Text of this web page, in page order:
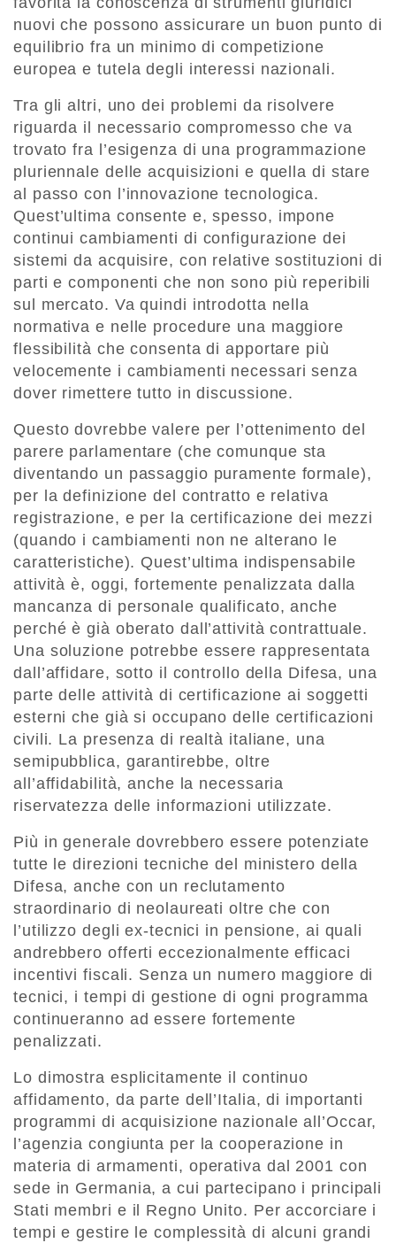
nuovi che possono assicurare un buon punto di
equilibrio fra un minimo di competizione
europea e tutela degli interessi nazionali.
Tra gli altri, uno dei problemi da risolvere
riguarda il necessario compromesso che va
trovato fra l’esigenza di una programmazione
pluriennale delle acquisizioni e quella di stare
al passo con l’innovazione tecnologica.
Quest’ultima consente e, spesso, impone
continui cambiamenti di configurazione dei
sistemi da acquisire, con relative sostituzioni di
parti e componenti che non sono più reperibili
sul mercato. Va quindi introdotta nella
normativa e nelle procedure una maggiore
flessibilità che consenta di apportare più
velocemente i cambiamenti necessari senza
dover rimettere tutto in discussione.
Questo dovrebbe valere per l’ottenimento del
parere parlamentare (che comunque sta
diventando un passaggio puramente formale),
per la definizione del contratto e relativa
registrazione, e per la certificazione dei mezzi
(quando i cambiamenti non ne alterano le
caratteristiche). Quest’ultima indispensabile
attività è, oggi, fortemente penalizzata dalla
mancanza di personale qualificato, anche
perché è già oberato dall’attività contrattuale.
Una soluzione potrebbe essere rappresentata
dall’affidare, sotto il controllo della Difesa, una
parte delle attività di certificazione ai soggetti
esterni che già si occupano delle certificazioni
civili. La presenza di realtà italiane, una
semipubblica, garantirebbe, oltre
all’affidabilità, anche la necessaria
riservatezza delle informazioni utilizzate.
Più in generale dovrebbero essere potenziate
tutte le direzioni tecniche del ministero della
Difesa, anche con un reclutamento
straordinario di neolaureati oltre che con
l’utilizzo degli ex-tecnici in pensione, ai quali
andrebbero offerti eccezionalmente efficaci
incentivi fiscali. Senza un numero maggiore di
tecnici, i tempi di gestione di ogni programma
continueranno ad essere fortemente
penalizzati.
Lo dimostra esplicitamente il continuo
affidamento, da parte dell’Italia, di importanti
programmi di acquisizione nazionale all’Occar,
l’agenzia congiunta per la cooperazione in
materia di armamenti, operativa dal 2001 con
sede in Germania, a cui partecipano i principali
Stati membri e il Regno Unito. Per accorciare i
tempi e gestire le complessità di alcuni grandi